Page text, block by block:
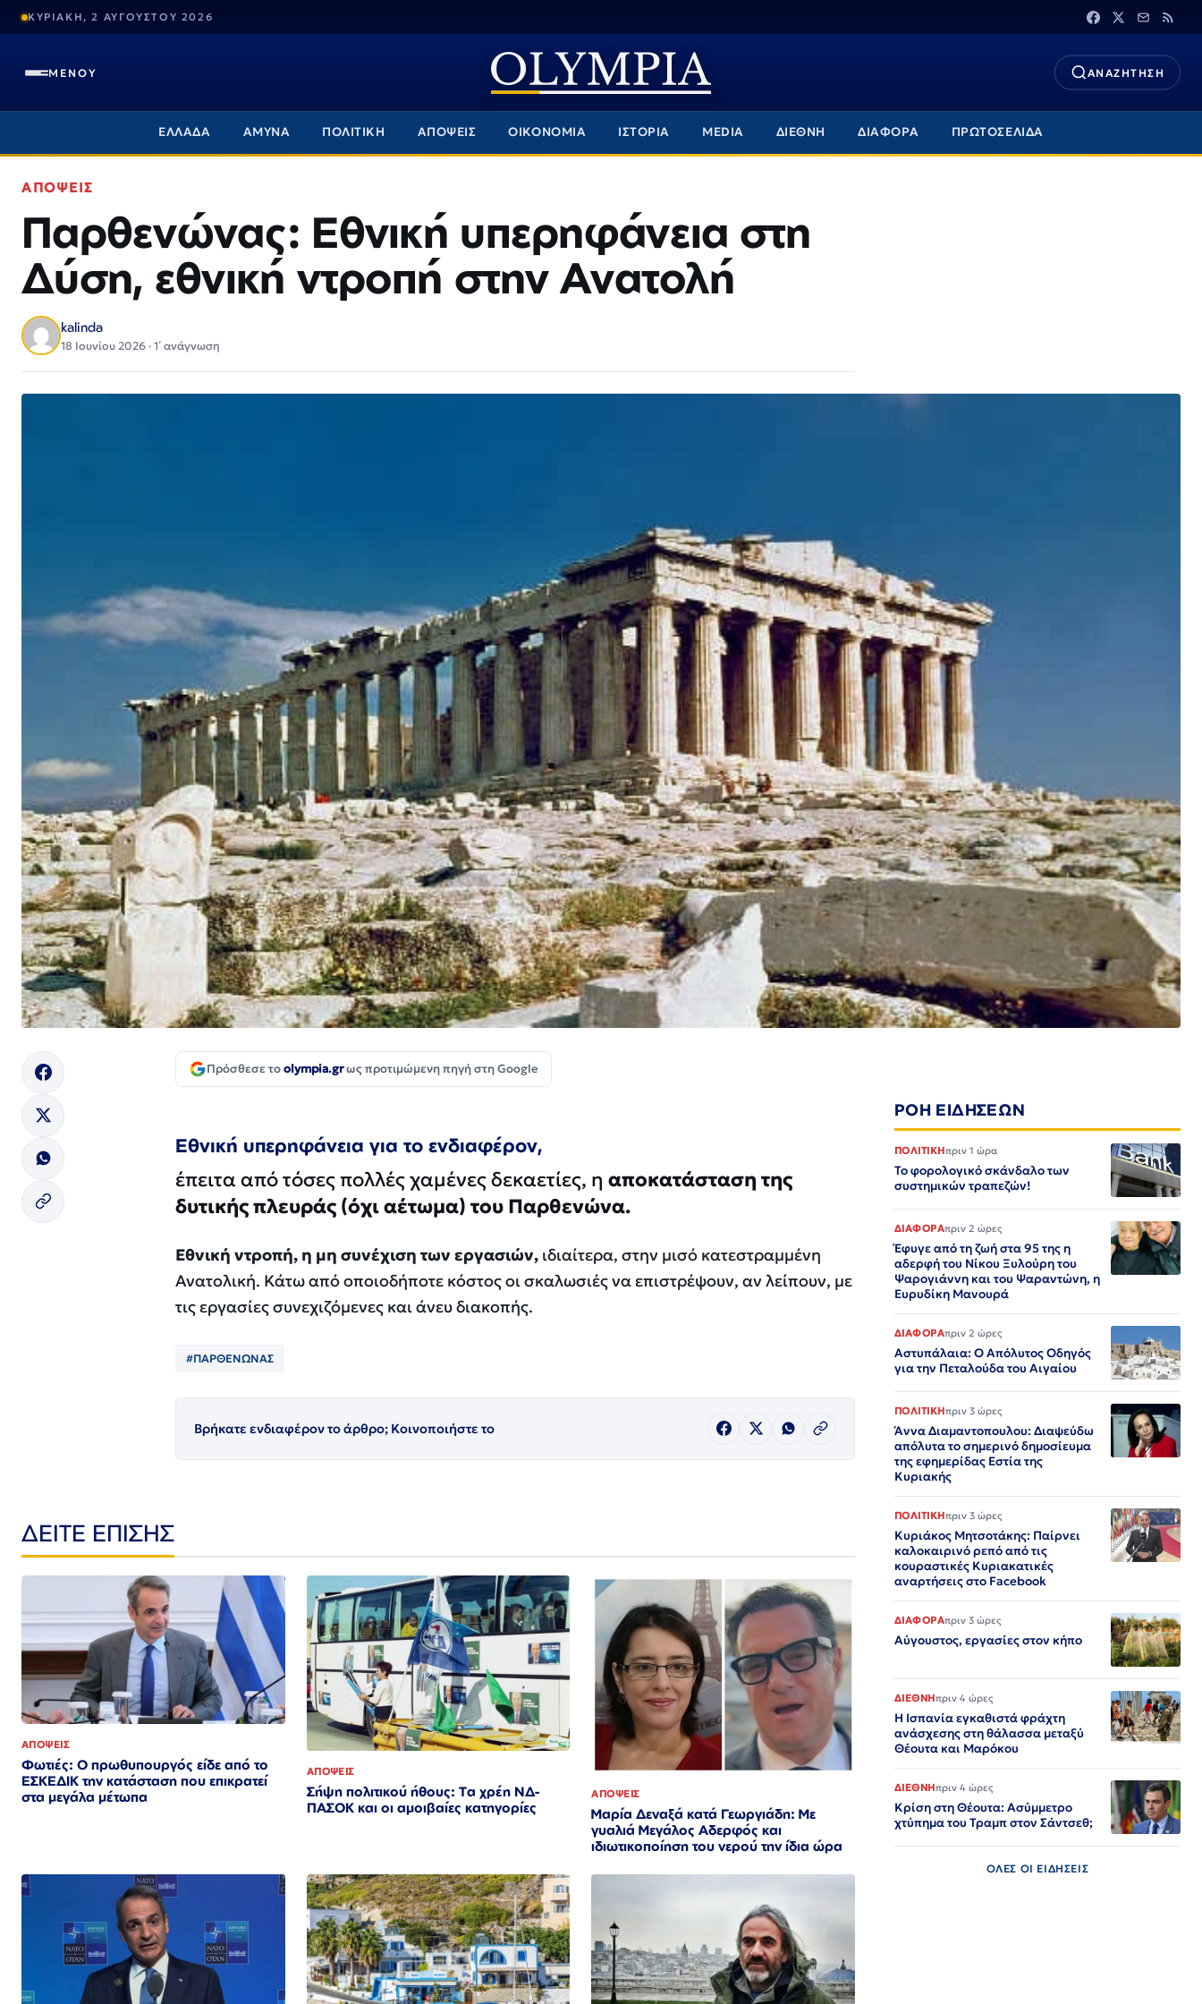
ΚΥΡΙΑΚΗ, 2 ΑΥΓΟΥΣΤΟΥ 2026
ΜΕΝΟΥ ΑΝΑΖΗΤΗΣΗ
ΕΛΛΑΔΑ ΑΜΥΝΑ ΠΟΛΙΤΙΚΗ ΑΠΟΨΕΙΣ ΟΙΚΟΝΟΜΙΑ ΙΣΤΟΡΙΑ MEDIA ΔΙΕΘΝΗ ΔΙΑΦΟΡΑ ΠΡΩΤΟΣΕΛΙΔΑ
ΑΠΟΨΕΙΣ
Παρθενώνας: Εθνική υπερηφάνεια στη
Δύση, εθνική ντροπή στην Ανατολή
kalinda
18 Ιουνίου 2026 · 1΄ ανάγνωση
Πρόσθεσε τοolympia.grως προτιμώμενη πηγή στη Google
Εθνική υπερηφάνεια για το ενδιαφέρον,
έπειτα από τόσες πολλές χαμένες δεκαετίες, η αποκατάσταση της
δυτικής πλευράς (όχι αέτωμα) του Παρθενώνα.
Εθνική ντροπή, η μη συνέχιση των εργασιών, ιδιαίτερα, στην μισό κατεστραμμένη
Ανατολική. Κάτω από οποιοδήποτε κόστος οι σκαλωσιές να επιστρέψουν, αν λείπουν, με
τις εργασίες συνεχιζόμενες και άνευ διακοπής.
#ΠΑΡΘΕΝΩΝΑΣ
Βρήκατε ενδιαφέρον το άρθρο; Κοινοποιήστε το
ΔΕΙΤΕ ΕΠΙΣΗΣ
ΑΠΟΨΕΙΣ
Φωτιές: Ο πρωθυπουργός είδε από το
ΕΣΚΕΔΙΚ την κατάσταση που επικρατεί
στα μεγάλα μέτωπα
ΑΠΟΨΕΙΣ
Σήψη πολιτικού ήθους: Τα χρέη ΝΔ-
ΠΑΣΟΚ και οι αμοιβαίες κατηγορίες
ΑΠΟΨΕΙΣ
Μαρία Δεναξά κατά Γεωργιάδη: Με
γυαλιά Μεγάλος Αδερφός και
ιδιωτικοποίηση του νερού την ίδια ώρα
ΡΟΗ ΕΙΔΗΣΕΩΝ
ΠΟΛΙΤΙΚΗπριν 1 ώρα
Το φορολογικό σκάνδαλο των
συστημικών τραπεζών!
ΔΙΑΦΟΡΑπριν 2 ώρες
Έφυγε από τη ζωή στα 95 της η
αδερφή του Νίκου Ξυλούρη του
Ψαρογιάννη και του Ψαραντώνη, η
Ευρυδίκη Μανουρά
ΔΙΑΦΟΡΑπριν 2 ώρες
Αστυπάλαια: Ο Απόλυτος Οδηγός
για την Πεταλούδα του Αιγαίου
ΠΟΛΙΤΙΚΗπριν 3 ώρες
Άννα Διαμαντοπουλου: Διαψεύδω
απόλυτα το σημερινό δημοσίευμα
της εφημερίδας Εστία της
Κυριακής
ΠΟΛΙΤΙΚΗπριν 3 ώρες
Κυριάκος Μητσοτάκης: Παίρνει
καλοκαιρινό ρεπό από τις
κουραστικές Κυριακατικές
αναρτήσεις στο Facebook
ΔΙΑΦΟΡΑπριν 3 ώρες
Αύγουστος, εργασίες στον κήπο
ΔΙΕΘΝΗπριν 4 ώρες
Η Ισπανία εγκαθιστά φράχτη
ανάσχεσης στη θάλασσα μεταξύ
Θέουτα και Μαρόκου
ΔΙΕΘΝΗπριν 4 ώρες
Κρίση στη Θέουτα: Ασύμμετρο
χτύπημα του Τραμπ στον Σάντσεθ;
ΟΛΕΣ ΟΙ ΕΙΔΗΣΕΙΣ